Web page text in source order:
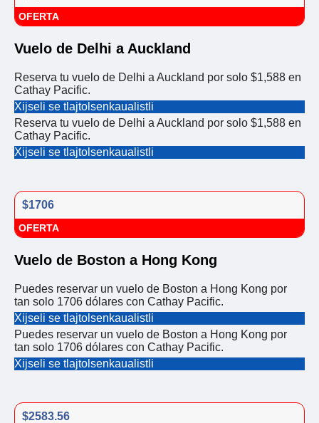
OFERTA
Vuelo de Delhi a Auckland
Reserva tu vuelo de Delhi a Auckland por solo $1,588 en
Cathay Pacific.
Xijseli se tlajtolsenkaualistli
Reserva tu vuelo de Delhi a Auckland por solo $1,588 en
Cathay Pacific.
Xijseli se tlajtolsenkaualistli
$1706
OFERTA
Vuelo de Boston a Hong Kong
Puedes reservar un vuelo de Boston a Hong Kong por
tan solo 1706 dólares con Cathay Pacific.
Xijseli se tlajtolsenkaualistli
Puedes reservar un vuelo de Boston a Hong Kong por
tan solo 1706 dólares con Cathay Pacific.
Xijseli se tlajtolsenkaualistli
$2583.56